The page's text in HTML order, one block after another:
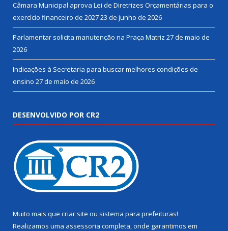
Câmara Municipal aprova Lei de Diretrizes Orçamentárias para o
exercício financeiro de 202723 de junho de 2026
Parlamentar solicita manutenção na Praça Matriz 27 de maio de
2026
Indicações à Secretaria para buscar melhores condições de
ensino 27 de maio de 2026
DESENVOLVIDO POR CR2
Muito mais que criar site ou sistema para prefeituras!
Realizamos uma assessoria completa, onde garantimos em